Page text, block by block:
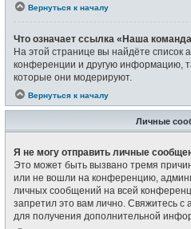
Вернуться к началу
Что означает ссылка «Наша
На этой странице вы найдёте список
конференции и другую информацию,
которые они модерируют.
Вернуться к началу
Личные
Я не могу отправить личные
Это может быть вызвано тремя
или не вошли на конференцию,
личных сообщений на всей
запретил это вам лично. Свяжитесь
для получения дополнительной